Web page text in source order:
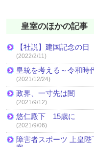
皇室のほかの記事
【社説】建国記念の
(2022/2/11)
皇統を考える～令和時
(2021/12/24)
政界、一寸先は闇
(2021/9/12)
悠仁殿下 15歳に
(2021/9/06)
障害者スポーツ 上皇